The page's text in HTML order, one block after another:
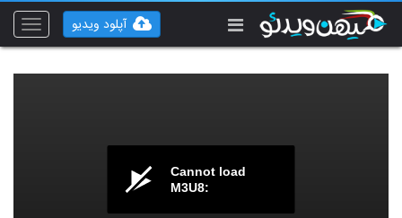
Toggle
آپلود ویدیو
Cannot load
M3U8: